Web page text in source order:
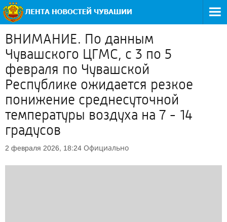
ВНИМАНИЕ. По данным
Чувашского ЦГМС, с 3 по 5
февраля по Чувашской
Республике ожидается резкое
понижение среднесуточной
температуры воздуха на 7 - 14
градусов
2 февраля 2026, 18:24 Официально